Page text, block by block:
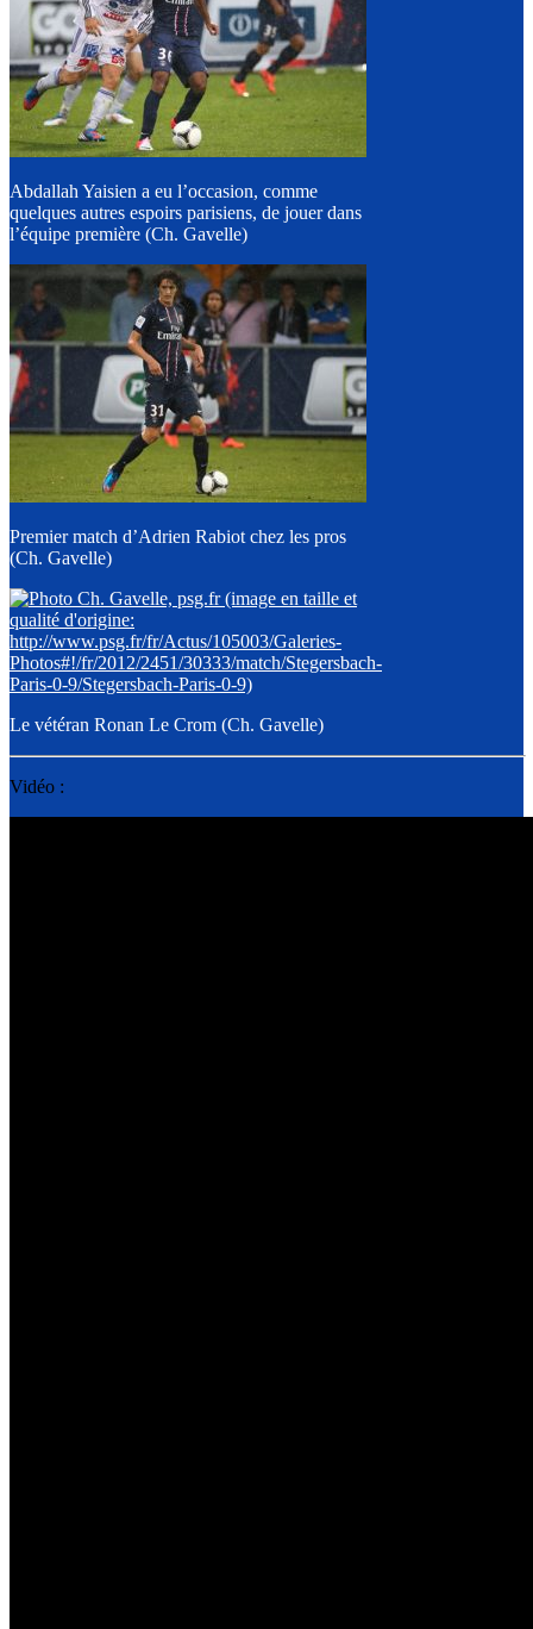
Abdallah Yaisien a eu l’occasion, comme
quelques autres espoirs parisiens, de jouer dans
l’équipe première (Ch. Gavelle)
Premier match d’Adrien Rabiot chez les pros
(Ch. Gavelle)
Le vétéran Ronan Le Crom (Ch. Gavelle)
Vidéo :